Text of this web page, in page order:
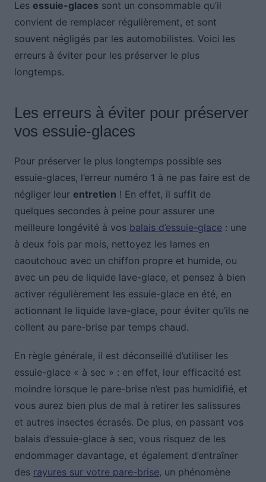
Les essuie-glaces sont un consommable qu’il
convient de remplacer régulièrement, et sont
souvent négligés par les automobilistes. Voici les
erreurs à éviter pour les préserver le plus
longtemps.
Les erreurs à éviter pour préserver
vos essuie-glaces
Pour préserver le plus longtemps possible ses
essuie-glaces, l’erreur numéro 1 à ne pas faire est de
négliger leur entretien ! En effet, il suffit de
quelques secondes à peine pour assurer une
meilleure longévité à vos balais d’essuie-glace: une
à deux fois par mois, nettoyez les lames en
caoutchouc avec un chiffon propre et humide, ou
avec un peu de liquide lave-glace, et pensez à bien
activer régulièrement les essuie-glace en été, en
actionnant le liquide lave-glace, pour éviter qu’ils ne
collent au pare-brise par temps chaud.
En règle générale, il est déconseillé d’utiliser les
essuie-glace « à sec » : en effet, leur efficacité est
moindre lorsque le pare-brise n’est pas humidifié, et
vous aurez bien plus de mal à retirer les salissures
et autres insectes écrasés. De plus, en passant vos
balais d’essuie-glace à sec, vous risquez de les
endommager davantage, et également d’entraîner
des rayures sur votre pare-brise, un phénomène